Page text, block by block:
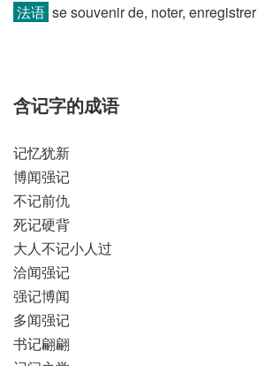
法语 se souvenir de, noter, enregistrer
含记字的成语
记忆犹新
博闻强记
不记前仇
死记硬背
大人不记小人过
洽闻强记
强记博闻
多闻强记
书记翩翩